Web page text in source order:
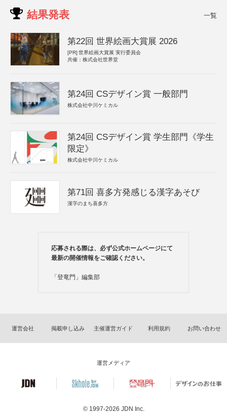
結果発表 一覧
第22回 世界絵画大賞展 2026
[PR] 世界絵画大賞展 実行委員会
共催：株式会社世界堂
第24回 CSデザイン賞 一般部門
株式会社中川ケミカル
第24回 CSデザイン賞 学生部門《学生
限定》
株式会社中川ケミカル
第71回 喜多方発感じる漢字あそび
漢字のまち喜多方
応募される際は、必ず公式ホームページにて
最新の開催情報をご確認ください。
「登竜門」編集部
運営会社 掲載申し込み 主催運営ガイド 利用規約 お問い合わせ
運営メディア
© 1997-2026 JDN Inc.